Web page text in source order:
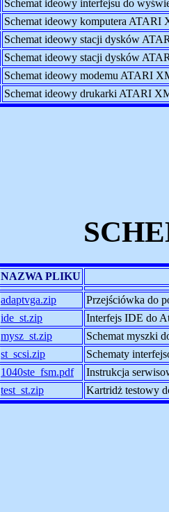
Schemat ideowy interfejsu do
Schemat ideowy komputera ATARI
Schemat ideowy stacji dysków
Schemat ideowy stacji dysków
Schemat ideowy modemu ATARI
Schemat ideowy drukarki ATARI
NAZWA PLIKU
adaptvga.zip
Przejściówka do
ide_st.zip
Interfejs IDE do
mysz_st.zip
Schemat myszki
st_scsi.zip
Schematy
1040ste_fsm.pdf
Instrukcja
test_st.zip
Kartridż testowy